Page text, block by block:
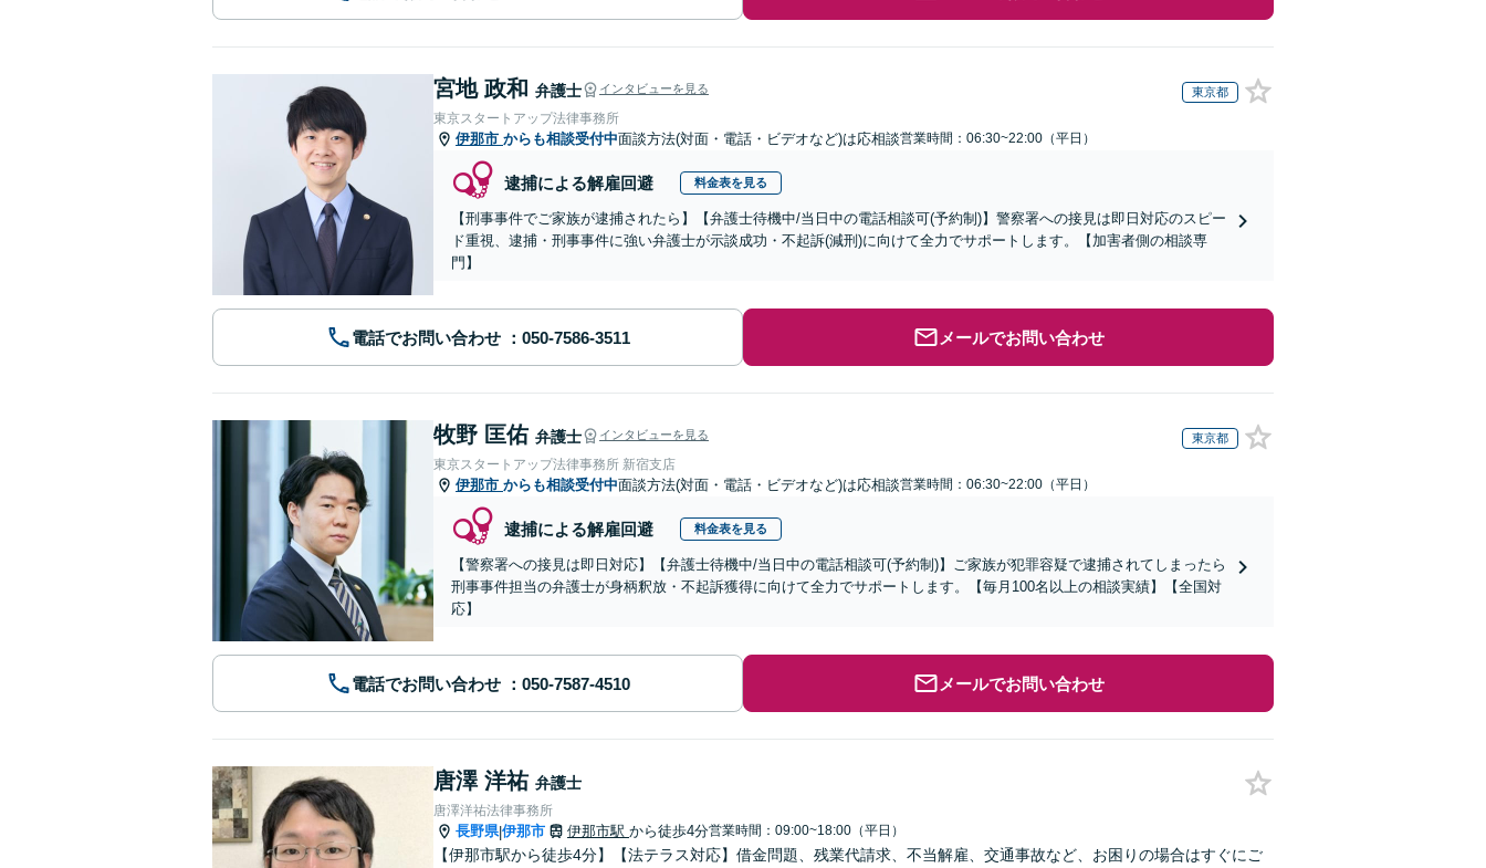
宮地 政和 弁護士 インタビューを見る 東京都
東京スタートアップ法律事務所
伊那市 からも相談受付中面談方法(対面・電話・ビデオなど)は応相談営業時間：06:30~22:00（平日）
逮捕による解雇回避 料金表を見る
【刑事事件でご家族が逮捕されたら】【弁護士待機中/当日中の電話相談可(予約制)】警察署への接見は即日対応のスピー
ド重視、逮捕・刑事事件に強い弁護士が示談成功・不起訴(減刑)に向けて全力でサポートします。【加害者側の相談専
門】
電話でお問い合わせ メールでお問い合わせ
牧野 匡佑 弁護士 インタビューを見る 東京都
東京スタートアップ法律事務所 新宿支店
伊那市 からも相談受付中面談方法(対面・電話・ビデオなど)は応相談営業時間：06:30~22:00（平日）
逮捕による解雇回避 料金表を見る
【警察署への接見は即日対応】【弁護士待機中/当日中の電話相談可(予約制)】ご家族が犯罪容疑で逮捕されてしまったら
刑事事件担当の弁護士が身柄釈放・不起訴獲得に向けて全力でサポートします。【毎月100名以上の相談実績】【全国対
応】
電話でお問い合わせ メールでお問い合わせ
唐澤 洋祐 弁護士
唐澤洋祐法律事務所
長野県|伊那市 伊那市駅 から徒歩4分営業時間：09:00~18:00（平日）
【伊那市駅から徒歩4分】【法テラス対応】借金問題、残業代請求、不当解雇、交通事故など、お困りの場合はすぐにご